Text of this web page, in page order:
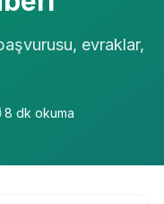
evraklar,
8 dk okuma